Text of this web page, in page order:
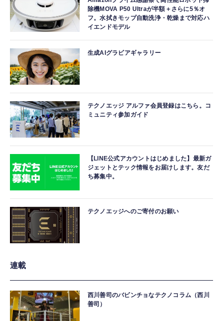
除機MOVA P50 Ultraが半額＋さらに5％オ
フ。水拭きモップ自動洗浄・乾燥まで対応ハ
イエンドモデル
生成AIグラビアギャラリー
テクノエッジ アルファ会員登録はこちら。コ
ミュニティ参加ガイド
【LINE公式アカウントはじめました】最新ガ
ジェットとテック情報をお届けします。友だ
ち募集中。
テクノエッジへのご寄付のお願い
連載
西川善司のバビンチョなテクノコラム（西川
善司）